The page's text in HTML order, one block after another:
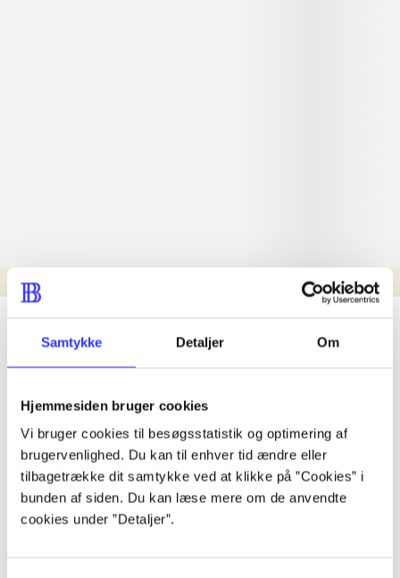
Samtykke Detaljer Om
Hjemmesiden bruger cookies
Vi bruger cookies til besøgsstatistik og optimering af
brugervenlighed. Du kan til enhver tid ændre eller
tilbagetrække dit samtykke ved at klikke på ”Cookies” i
bunden af siden. Du kan læse mere om de anvendte
cookies under ”Detaljer”.
Nyhed
lorem ipsum dolor sit amet ...
lorem ipsum dolor sit amet ...
lorem ipsum dolor sit amet ...
lorem ipsum dolor sit amet ...
lorem ipsum dolor sit amet ...
lorem ipsum dolor sit amet ...